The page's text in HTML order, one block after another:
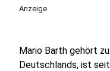
Anzeige
Mario Barth gehört
Deutschlands, ist